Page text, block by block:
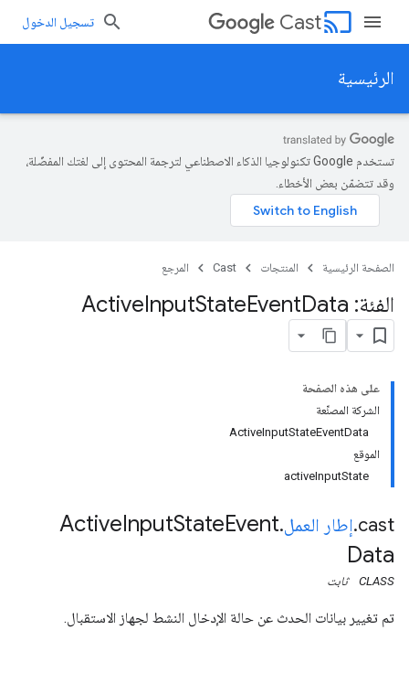
cast
Cast تسجيل الدخول
الرئيسية
تستخدم Google تكنولوجيا الذكاء الاصطناعي لترجمة المحتوى إلى لغتك المفضّلة،
وقد تتضمّن بعض الأخطاء.
الصفحة الرئيسية المنتجات Cast المرجع
الفئة: Active InputStateEventData
على هذه الصفحة
الشركة المصنِّعة
ActiveInputStateEventData
الموقع
activeInputState
cast
.إطار العمل.
ActiveInputStateEvent
Data
CLASS ثابت
تم تغيير بيانات الحدث عن حالة الإدخال النشط لجهاز الاستقبال.